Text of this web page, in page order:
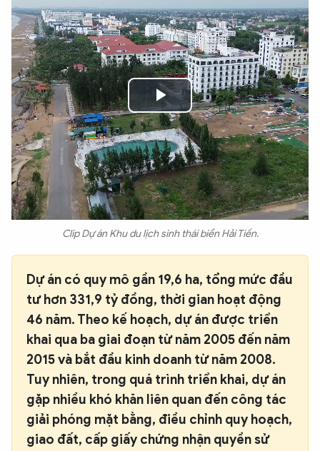
Play
Video
Clip Dự án Khu du lịch sinh thái biển Hải Tiến.
Dự án có quy mô gần 19,6 ha, tổng mức đầu
tư hơn 331,9 tỷ đồng, thời gian hoạt động
46 năm. Theo kế hoạch, dự án được triển
khai qua ba giai đoạn từ năm 2005 đến năm
2015 và bắt đầu kinh doanh từ năm 2008.
Tuy nhiên, trong quá trình triển khai, dự án
gặp nhiều khó khăn liên quan đến công tác
giải phóng mặt bằng, điều chỉnh quy hoạch,
giao đất, cấp giấy chứng nhận quyền sử